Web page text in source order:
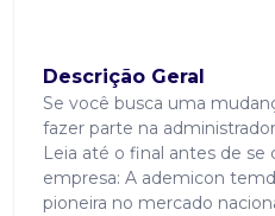
Descrição Geral
Se você busca uma
fazer parte na
Leia até o final antes de se
empresa: A ademicon
pioneira no mercado